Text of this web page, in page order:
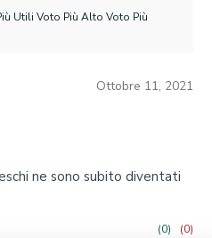
Utili Voto Più Alto Voto Più
Ottobre 11, 2021
ne sono subito diventati
(0) (0)